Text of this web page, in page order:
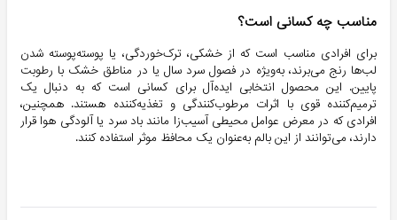
مناسب چه کسانی است؟
برای افرادی مناسب است که از خشکی، ترک‌خوردگی، یا پوسته‌پوسته شدن
لب‌ها رنج می‌برند، به‌ویژه در فصول سرد سال یا در مناطق خشک با رطوبت
پایین. این محصول انتخابی ایده‌آل برای کسانی است که به دنبال یک
ترمیم‌کننده قوی با اثرات مرطوب‌کنندگی و تغذیه‌کننده هستند. همچنین،
افرادی که در معرض عوامل محیطی آسیب‌زا مانند باد سرد یا آلودگی هوا قرار
دارند، می‌توانند از این بالم به‌عنوان یک محافظ موثر استفاده کنند.